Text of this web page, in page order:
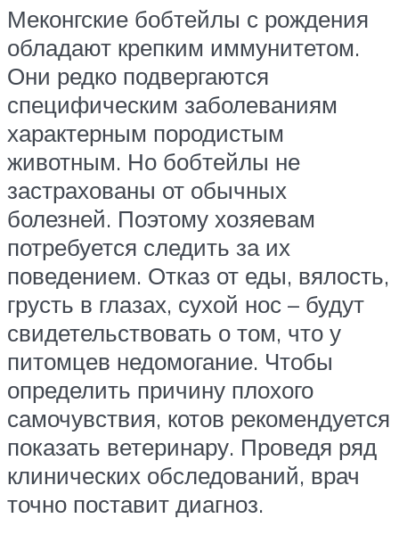
Меконгские бобтейлы с рождения
обладают крепким иммунитетом.
Они редко подвергаются
специфическим заболеваниям
характерным породистым
животным. Но бобтейлы не
застрахованы от обычных
болезней. Поэтому хозяевам
потребуется следить за их
поведением. Отказ от еды, вялость,
грусть в глазах, сухой нос – будут
свидетельствовать о том, что у
питомцев недомогание. Чтобы
определить причину плохого
самочувствия, котов рекомендуется
показать ветеринару. Проведя ряд
клинических обследований, врач
точно поставит диагноз.